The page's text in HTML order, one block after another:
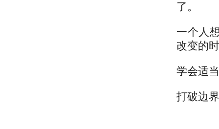
了。
一个人
改变的
学会适
打破边